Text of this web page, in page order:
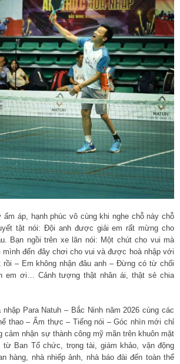
ấm áp, hạnh phúc vô cùng khi nghe chỗ này chỗ
tật nói: Đội anh được giải em rất mừng cho
Bạn ngồi trên xe lăn nói: Một chút cho vui mà
mình đến đây chơi cho vui và được hoà nhập với
rồi – Em không nhận đâu anh – Đừng có từ chối
em ơi… Cảnh tượng thật nhân ái, thật sẻ chia
Para Natuh – Bắc Ninh năm 2026 cùng các
thao – Ẩm thực – Tiếng nói – Góc nhìn mới chỉ
cảm nhận sự thành công mỹ mãn trên khuôn mặt
Ban Tổ chức, trọng tài, giám khảo, vận động
hàng, nhà nhiếp ảnh, nhà báo đài đến toàn thể